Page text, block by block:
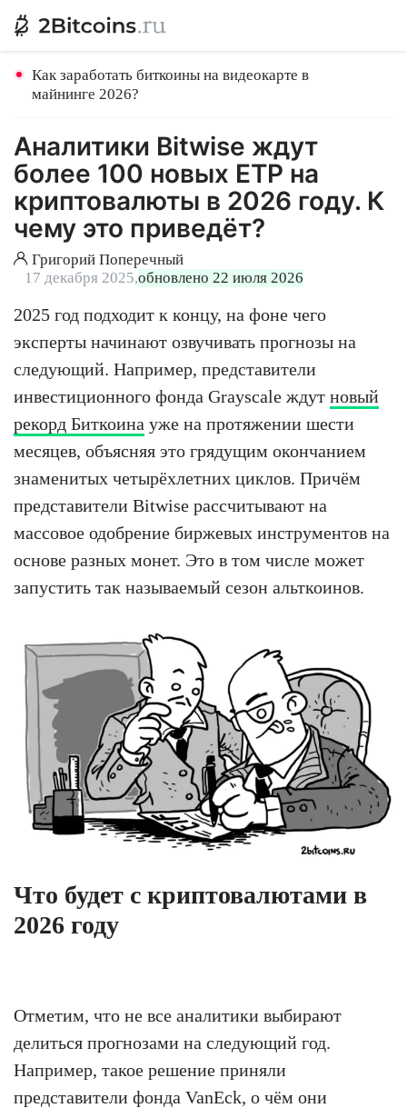
Как заработать биткоины на видеокарте в
майнинге 2026?
Аналитики Bitwise ждут
более 100 новых ETP на
криптовалюты в 2026 году. К
чему это приведёт?
Григорий Поперечный
17 декабря 2025,обновлено 22 июля 2026
2025 год подходит к концу, на фоне чего
эксперты начинают озвучивать прогнозы на
следующий. Например, представители
инвестиционного фонда Grayscale ждут новый
рекорд Биткоина уже на протяжении шести
месяцев, объясняя это грядущим окончанием
знаменитых четырёхлетних циклов. Причём
представители Bitwise рассчитывают на
массовое одобрение биржевых инструментов на
основе разных монет. Это в том числе может
запустить так называемый сезон альткоинов.
Что будет с криптовалютами в
2026 году
Отметим, что не все аналитики выбирают
делиться прогнозами на следующий год.
Например, такое решение приняли
представители фонда VanEck, о чём они